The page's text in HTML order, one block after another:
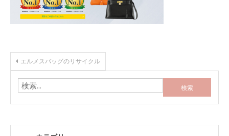
投
稿
ナ
ビ
エルメスバッグのリサイクル
索: